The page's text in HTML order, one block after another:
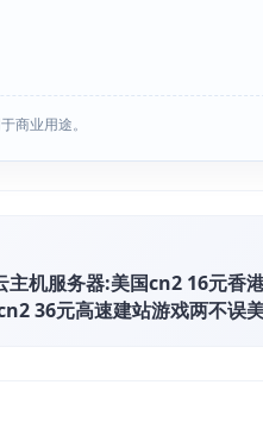
商业用途。
主机服务器:美国cn2 16元香
36元高速建站游戏两不误